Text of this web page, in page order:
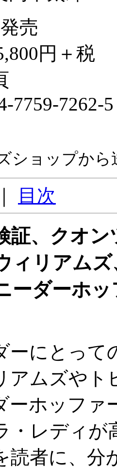
売
円＋税
7759-
ショップか
｜ 目次
証、クオ
ィリアム
ーダーホ
ーにとって
アムズやト
ーホッファ
・レディが
読者に、分